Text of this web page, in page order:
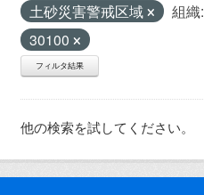
土砂災害警戒区域
組織:
30100
フィルタ結果
他の検索を試してください。